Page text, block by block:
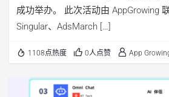
成功举办。 此次活动由 AppGrowing
Singular、AdsMarch […]
1108点热度 0人点赞 App